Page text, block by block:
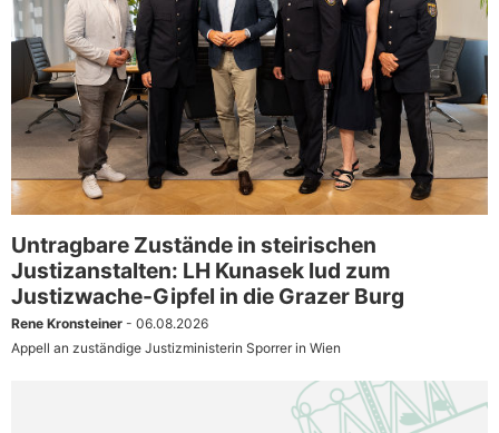
Untragbare Zustände in steirischen
Justizanstalten: LH Kunasek lud zum
Justizwache-Gipfel in die Grazer Burg
Rene Kronsteiner - 06.08.2026
Appell an zuständige Justizministerin Sporrer in Wien